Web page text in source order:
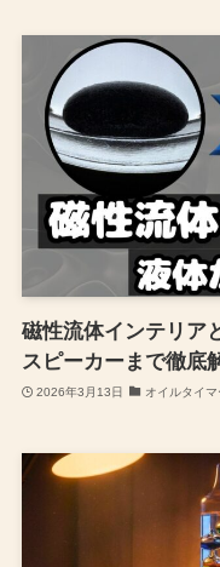
磁性流体インテリア
スピーカーまで徹底
2026年3月13日 オイルタイ